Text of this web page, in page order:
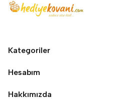
Kategoriler
Hesabım
Hakkımızda